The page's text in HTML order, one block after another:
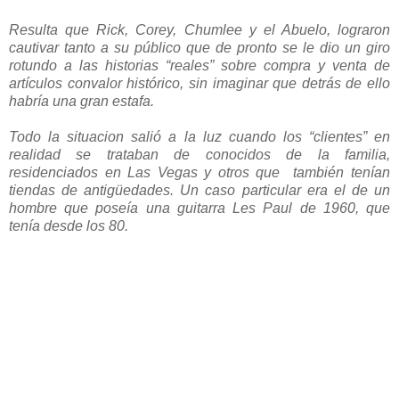
Resulta que Rick, Corey, Chumlee y el Abuelo, lograron
cautivar tanto a su público que de pronto se le dio un giro
rotundo a las historias “reales” sobre compra y venta de
artículos convalor histórico, sin imaginar que detrás de ello
habría una gran estafa.
Todo la situacion salió a la luz cuando los “clientes” en
realidad se trataban de conocidos de la familia,
residenciados en Las Vegas y otros que también tenían
tiendas de antigüedades. Un caso particular era el de un
hombre que poseía una guitarra Les Paul de 1960, que
tenía desde los 80.